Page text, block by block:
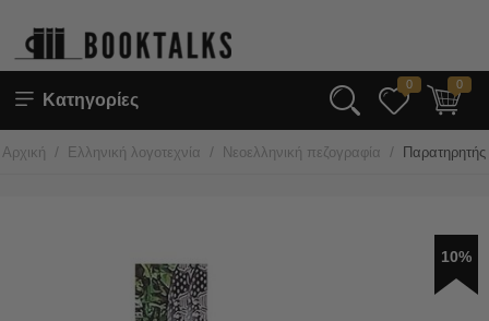
Κατηγορίες
0 0
Αρχική / Ελληνική λογοτεχνία / Νεοελληνική πεζογραφία / Παρατηρητής
10%